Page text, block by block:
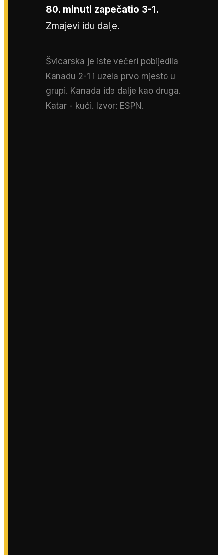
80. minuti zapečatio 3-1.
Zmajevi idu dalje.
Švicarska je iste večeri pobijedila
Kanadu 2-1 i uzela prvo mjesto u
grupi. Kanada ide dalje kao druga.
Katar - kući. Izvor: ESPN.